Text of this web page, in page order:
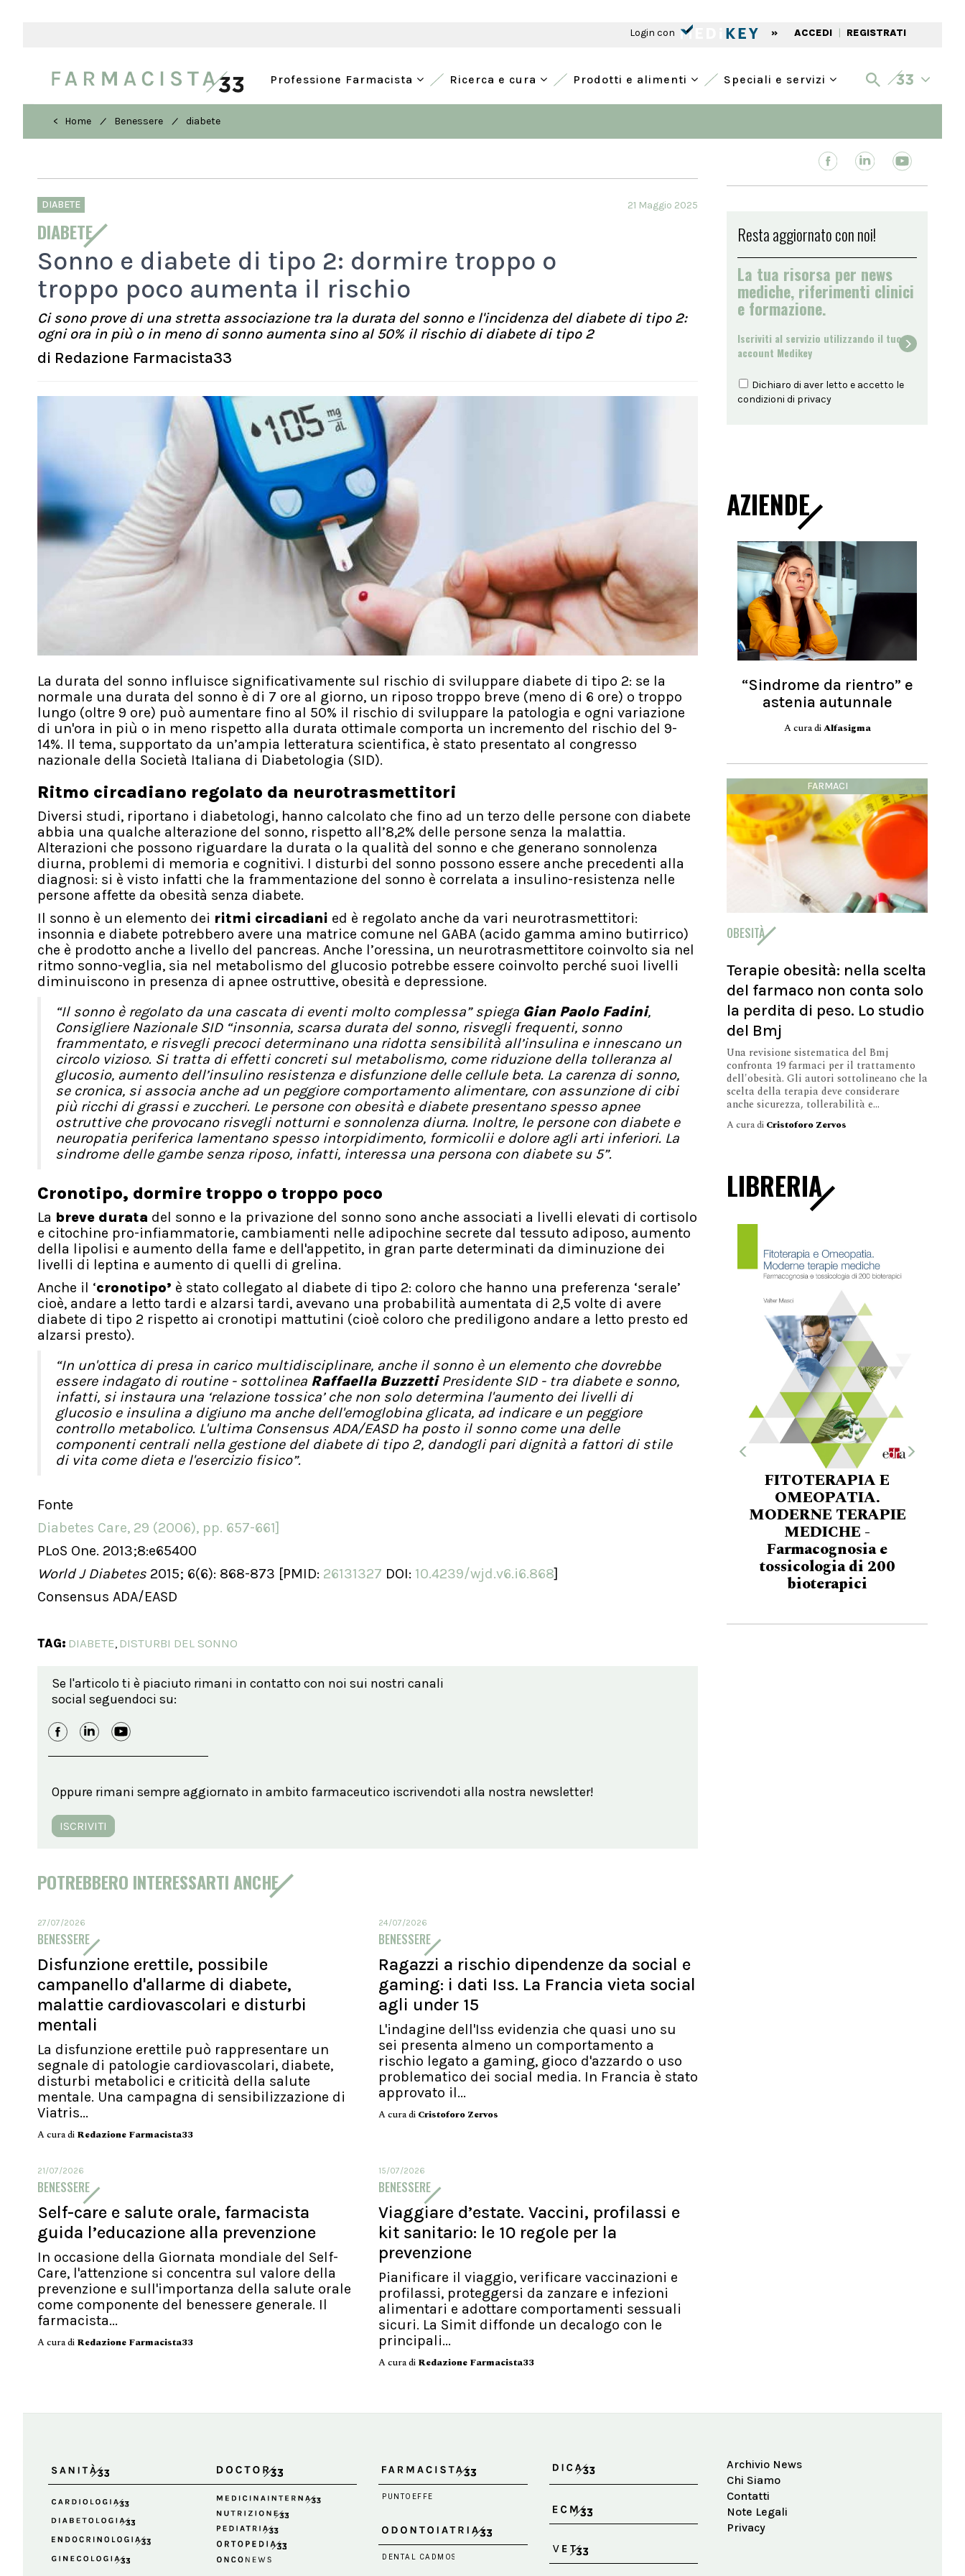
Login con » ACCEDI | REGISTRATI
Professione Farmacista Ricerca e cura Prodotti e alimenti Speciali e servizi
< Home / Benessere / diabete
DIABETE
DIABETE
21 Maggio 2025
Sonno e diabete di tipo 2: dormire troppo o
troppo poco aumenta il rischio
Ci sono prove di una stretta associazione tra la durata del sonno e l'incidenza del diabete di tipo 2:
ogni ora in più o in meno di sonno aumenta sino al 50% il rischio di diabete di tipo 2
di Redazione Farmacista33
La durata del sonno influisce significativamente sul rischio di sviluppare diabete di tipo 2: se la
normale una durata del sonno è di 7 ore al giorno, un riposo troppo breve (meno di 6 ore) o troppo
lungo (oltre 9 ore) può aumentare fino al 50% il rischio di sviluppare la patologia e ogni variazione
di un'ora in più o in meno rispetto alla durata ottimale comporta un incremento del rischio del 9-
14%. Il tema, supportato da un’ampia letteratura scientifica, è stato presentato al congresso
nazionale della Società Italiana di Diabetologia (SID).
Ritmo circadiano regolato da neurotrasmettitori
Diversi studi, riportano i diabetologi, hanno calcolato che fino ad un terzo delle persone con diabete
abbia una qualche alterazione del sonno, rispetto all’8,2% delle persone senza la malattia.
Alterazioni che possono riguardare la durata o la qualità del sonno e che generano sonnolenza
diurna, problemi di memoria e cognitivi. I disturbi del sonno possono essere anche precedenti alla
diagnosi: si è visto infatti che la frammentazione del sonno è correlata a insulino-resistenza nelle
persone affette da obesità senza diabete.
Il sonno è un elemento dei ritmi circadiani ed è regolato anche da vari neurotrasmettitori:
insonnia e diabete potrebbero avere una matrice comune nel GABA (acido gamma amino butirrico)
che è prodotto anche a livello del pancreas. Anche l’oressina, un neurotrasmettitore coinvolto sia nel
ritmo sonno-veglia, sia nel metabolismo del glucosio potrebbe essere coinvolto perché suoi livelli
diminuiscono in presenza di apnee ostruttive, obesità e depressione.
“Il sonno è regolato da una cascata di eventi molto complessa” spiega Gian Paolo Fadini,
Consigliere Nazionale SID “insonnia, scarsa durata del sonno, risvegli frequenti, sonno
frammentato, e risvegli precoci determinano una ridotta sensibilità all’insulina e innescano un
circolo vizioso. Si tratta di effetti concreti sul metabolismo, come riduzione della tolleranza al
glucosio, aumento dell’insulino resistenza e disfunzione delle cellule beta. La carenza di sonno,
se cronica, si associa anche ad un peggiore comportamento alimentare, con assunzione di cibi
più ricchi di grassi e zuccheri. Le persone con obesità e diabete presentano spesso apnee
ostruttive che provocano risvegli notturni e sonnolenza diurna. Inoltre, le persone con diabete e
neuropatia periferica lamentano spesso intorpidimento, formicolii e dolore agli arti inferiori. La
sindrome delle gambe senza riposo, infatti, interessa una persona con diabete su 5”.
Cronotipo, dormire troppo o troppo poco
La breve durata del sonno e la privazione del sonno sono anche associati a livelli elevati di cortisolo
e citochine pro-infiammatorie, cambiamenti nelle adipochine secrete dal tessuto adiposo, aumento
della lipolisi e aumento della fame e dell'appetito, in gran parte determinati da diminuzione dei
livelli di leptina e aumento di quelli di grelina.
Anche il ‘cronotipo’ è stato collegato al diabete di tipo 2: coloro che hanno una preferenza ‘serale’
cioè, andare a letto tardi e alzarsi tardi, avevano una probabilità aumentata di 2,5 volte di avere
diabete di tipo 2 rispetto ai cronotipi mattutini (cioè coloro che prediligono andare a letto presto ed
alzarsi presto).
“In un'ottica di presa in carico multidisciplinare, anche il sonno è un elemento che dovrebbe
essere indagato di routine - sottolinea Raffaella Buzzetti Presidente SID - tra diabete e sonno,
infatti, si instaura una ‘relazione tossica’ che non solo determina l'aumento dei livelli di
glucosio e insulina a digiuno ma anche dell'emoglobina glicata, ad indicare e un peggiore
controllo metabolico. L'ultima Consensus ADA/EASD ha posto il sonno come una delle
componenti centrali nella gestione del diabete di tipo 2, dandogli pari dignità a fattori di stile
di vita come dieta e l'esercizio fisico”.
Fonte
Diabetes Care, 29 (2006), pp. 657-661]
PLoS One. 2013;8:e65400
World J Diabetes 2015; 6(6): 868-873 [PMID: 26131327 DOI: 10.4239/wjd.v6.i6.868]
Consensus ADA/EASD
TAG: DIABETE, DISTURBI DEL SONNO
Se l'articolo ti è piaciuto rimani in contatto con noi sui nostri canali
social seguendoci su:
Oppure rimani sempre aggiornato in ambito farmaceutico iscrivendoti alla nostra newsletter!
ISCRIVITI
POTREBBERO INTERESSARTI ANCHE
27/07/2026
BENESSERE
Disfunzione erettile, possibile
campanello d'allarme di diabete,
malattie cardiovascolari e disturbi
mentali
La disfunzione erettile può rappresentare un
segnale di patologie cardiovascolari, diabete,
disturbi metabolici e criticità della salute
mentale. Una campagna di sensibilizzazione di
Viatris...
A cura di Redazione Farmacista33
24/07/2026
BENESSERE
Ragazzi a rischio dipendenze da social e
gaming: i dati Iss. La Francia vieta social
agli under 15
L'indagine dell'Iss evidenzia che quasi uno su
sei presenta almeno un comportamento a
rischio legato a gaming, gioco d'azzardo o uso
problematico dei social media. In Francia è stato
approvato il...
A cura di Cristoforo Zervos
21/07/2026
BENESSERE
Self-care e salute orale, farmacista
guida l’educazione alla prevenzione
In occasione della Giornata mondiale del Self-
Care, l'attenzione si concentra sul valore della
prevenzione e sull'importanza della salute orale
come componente del benessere generale. Il
farmacista...
A cura di Redazione Farmacista33
15/07/2026
BENESSERE
Viaggiare d’estate. Vaccini, profilassi e
kit sanitario: le 10 regole per la
prevenzione
Pianificare il viaggio, verificare vaccinazioni e
profilassi, proteggersi da zanzare e infezioni
alimentari e adottare comportamenti sessuali
sicuri. La Simit diffonde un decalogo con le
principali...
A cura di Redazione Farmacista33
Resta aggiornato con noi!
La tua risorsa per news
mediche, riferimenti clinici
e formazione.
Iscriviti al servizio utilizzando il tuo
account Medikey
Dichiaro di aver letto e accetto le
condizioni di privacy
AZIENDE
“Sindrome da rientro” e
astenia autunnale
A cura diAlfasigma
FARMACI
OBESITÀ
Terapie obesità: nella scelta
del farmaco non conta solo
la perdita di peso. Lo studio
del Bmj
Una revisione sistematica del Bmj
confronta 19 farmaci per il trattamento
dell'obesità. Gli autori sottolineano che la
scelta della terapia deve considerare
anche sicurezza, tollerabilità e...
A cura di Cristoforo Zervos
LIBRERIA
FITOTERAPIA E
OMEOPATIA.
MODERNE TERAPIE
MEDICHE -
Farmacognosia e
tossicologia di 200
bioterapici
Archivio News
Chi Siamo
Contatti
Note Legali
Privacy